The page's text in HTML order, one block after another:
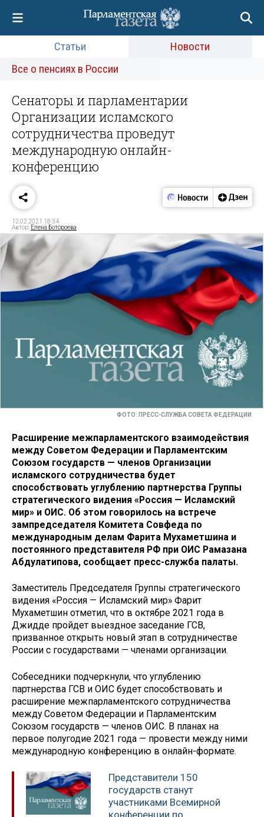
Статьи
Новости
Все о пенсиях в России
Сенаторы и парламентарии
Организации исламского
сотрудничества проведут
международную онлайн-
конференцию
12.02.2021 18:34
Автор: Елена Ботороева
ФОТО: ПРЕСС-СЛУЖБА СОВЕТА ФЕДЕРАЦИИ
Расширение межпарламентского взаимодействия
между Советом Федерации и Парламентским
Союзом государств — членов Организации
исламского сотрудничества будет
способствовать углублению партнерства Группы
стратегического видения «Россия — Исламский
мир» и ОИС. Об этом говорилось на встрече
зампредседателя Комитета Совфеда по
международным делам Фарита Мухаметшина и
постоянного представителя РФ при ОИС Рамазана
Абдулатипова, сообщает пресс-служба палаты.
Заместитель Председателя Группы стратегического
видения «Россия — Исламский мир» Фарит
Мухаметшин отметил, что в октябре 2021 года в
Джидде пройдет выездное заседание ГСВ,
призванное открыть новый этап в сотрудничестве
России с государствами — членами организации.
Собеседники подчеркнули, что углублению
партнерства ГСВ и ОИС будет способствовать и
расширение межпарламентского сотрудничества
между Советом Федерации и Парламентским
Союзом государств — членов ОИС. В планах на
первое полугодие 2021 года — провести между ними
международную конференцию в онлайн-формате.
Представители 150
государств станут
участниками Всемирной
конференции по